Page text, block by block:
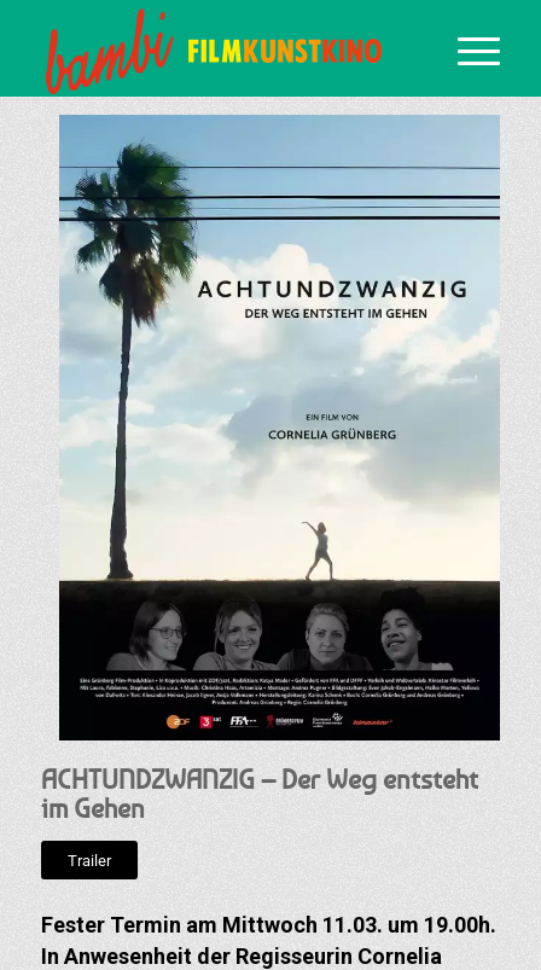
ACHTUNDZWANZIG – Der Weg entsteht
im Gehen
Trailer
Fester Termin am Mittwoch 11.03. um 19.00h.
In Anwesenheit der Regisseurin Cornelia